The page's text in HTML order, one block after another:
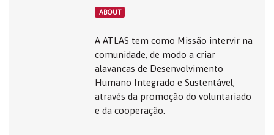
ABOUT
A ATLAS tem como Missão intervir na
comunidade, de modo a criar
alavancas de Desenvolvimento
Humano Integrado e Sustentável,
através da promoção do voluntariado
e da cooperação.